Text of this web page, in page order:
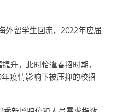
外留学生回流，2022年应届
升，此时恰逢春招时期，
疫情影响下被压抑的校招